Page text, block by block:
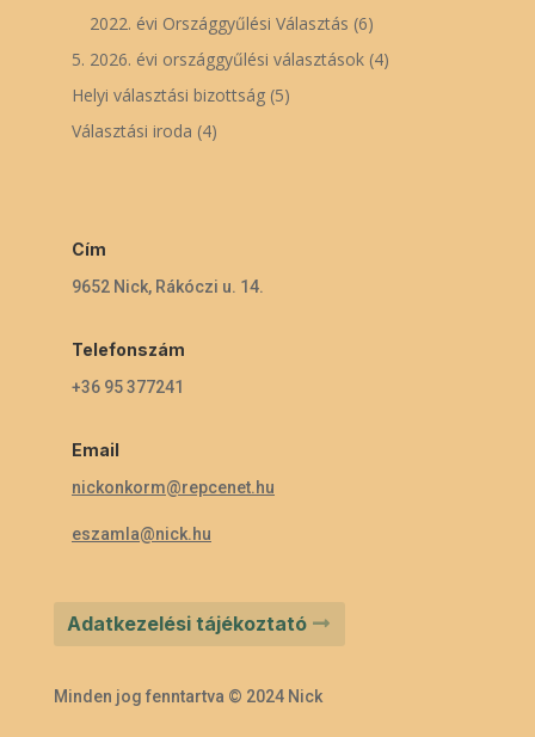
2022. évi Országgyűlési Választás (6)
5. 2026. évi országgyűlési választások(4)
Helyi választási bizottság(5)
Választási iroda (4)
Cím
9652 Nick, Rákóczi u. 14.
Telefonszám
+36 95 377241
Email
nickonkorm@repcenet.hu
eszamla@nick.hu
Adatkezelési tájékoztató
Minden jog fenntartva © 2024 Nick